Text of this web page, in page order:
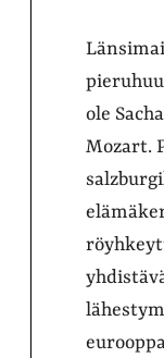
ole
Mozart.